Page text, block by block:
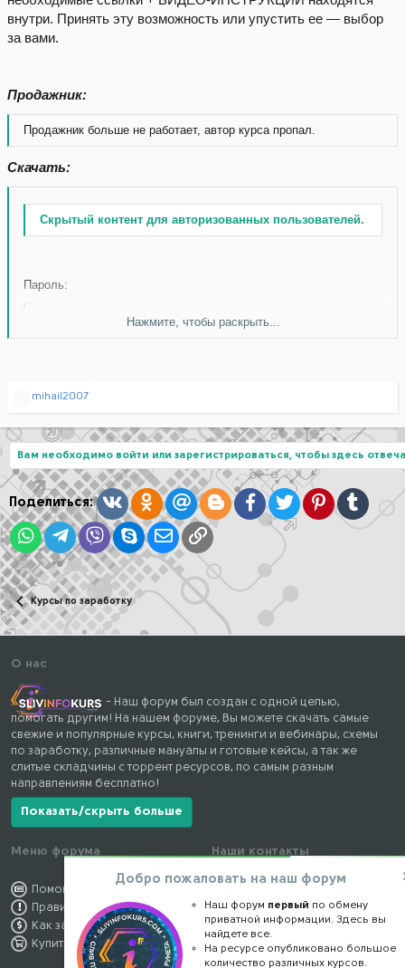
внутри. Принять эту возможность или упустить ее — выбор
за вами.
Продажник:
Продажник больше не работает, автор курса пропал.
Скачать:
Скрытый контент для авторизованных пользователей.
Пароль:
Скачать без ограничений
Нажмите, чтобы раскрыть...
Р
ц
и
и
:
mihail2007
Вам необходимо войти или зарегистрироваться, чтобы здесь
Поделиться: ВконтактеОдноклассники
Mail.ruBloggerFacebook
TwitterPinterestTumblr
WhatsAppTelegram
ViberSkypeЭлектронная почта
Ссылка
Курсы по заработку
О нас
- Наш форум был создан с одной целью,
помогать другим! На нашем форуме, Вы можете скачать самые
свежие и популярные курсы, книги, тренинги и вебинары, схемы
по заработку, различные мануалы и готовые кейсы, а так же
слитые складчины с торрент ресурсов, по самым разным
направлениям бесплатно!
Показать/скрыть больше
Меню форума
Помощь по форуму
Правила форума
Как заработать
Купить премиум
Наши контакты
kursstore@mail.ru
Обратная связь
Конфиденциальность
Правообладателям
Добро пожаловать на наш форум
Наш форум первый по обмену
приватной информации. Здесь вы
найдете все.
На ресурсе опубликовано большое
количество различных курсов.